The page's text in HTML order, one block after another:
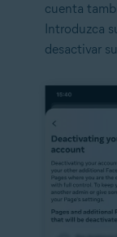
cuenta
Introduzca
desactivar